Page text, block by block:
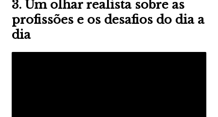
3. Um olhar realista sobre as
profissões e os desafios do dia a
dia